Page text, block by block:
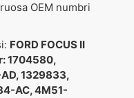
OEM numbri
FORD FOCUS II
1704580,
1329833,
AC, 4M51-